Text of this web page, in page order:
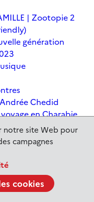
notre site Web pour
campagnes
cookies
| Zootopie 2
génération
Chedid
en Charabie
court métrage
la banquise
Patrouille, le film
Le Dirigeable volé
Le Tableau